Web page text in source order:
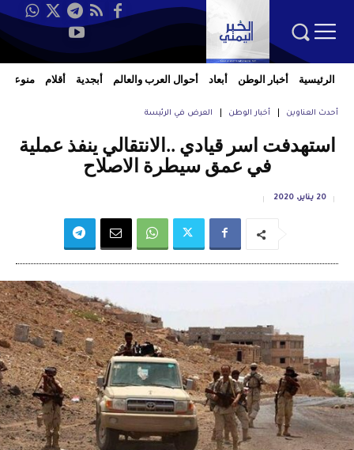
الرئيسية أخبار الوطن أبعاد أحوال العرب والعالم أبجدية أقلام منوعات
أحدث العناوين أخبار الوطن العرض في الرئيسة
استهدفت اسر قيادي ..الانتقالي ينفذ عملية
في عمق سيطرة الاصلاح
20 يناير، 2020